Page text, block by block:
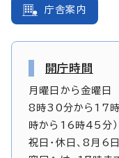
庁舎案内
開庁時間
月曜日から金曜日
8時30分から17時
時から16時45分）
祝日・休日、8月6